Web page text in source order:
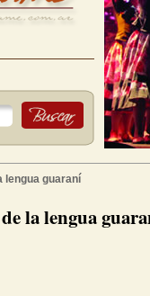
lengua guaraní
la lengua